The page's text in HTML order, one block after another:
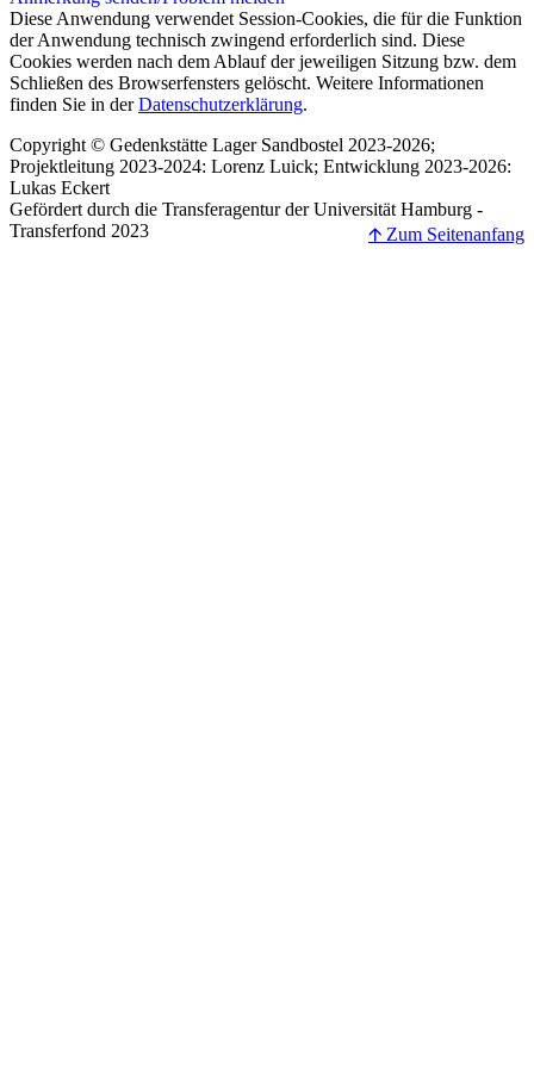
Diese Anwendung verwendet Session-Cookies, die für die Funktion
der Anwendung technisch zwingend erforderlich sind. Diese
Cookies werden nach dem Ablauf der jeweiligen Sitzung bzw. dem
Schließen des Browserfensters gelöscht. Weitere Informationen
finden Sie in derDatenschutzerklärung.
Copyright © Gedenkstätte Lager Sandbostel 2023-2026;
Projektleitung 2023-2024: Lorenz Luick; Entwicklung 2023-2026:
Lukas Eckert
Gefördert durch die Transferagentur der Universität Hamburg -
Transferfond 2023
🡩 Zum Seitenanfang